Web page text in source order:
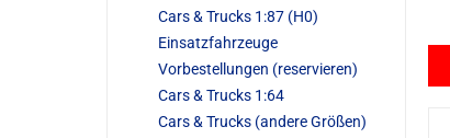
Cars & Trucks 1:87 (H0)
Einsatzfahrzeuge
Vorbestellungen (reservieren)
Cars & Trucks 1:64
Cars & Trucks (andere Größen)